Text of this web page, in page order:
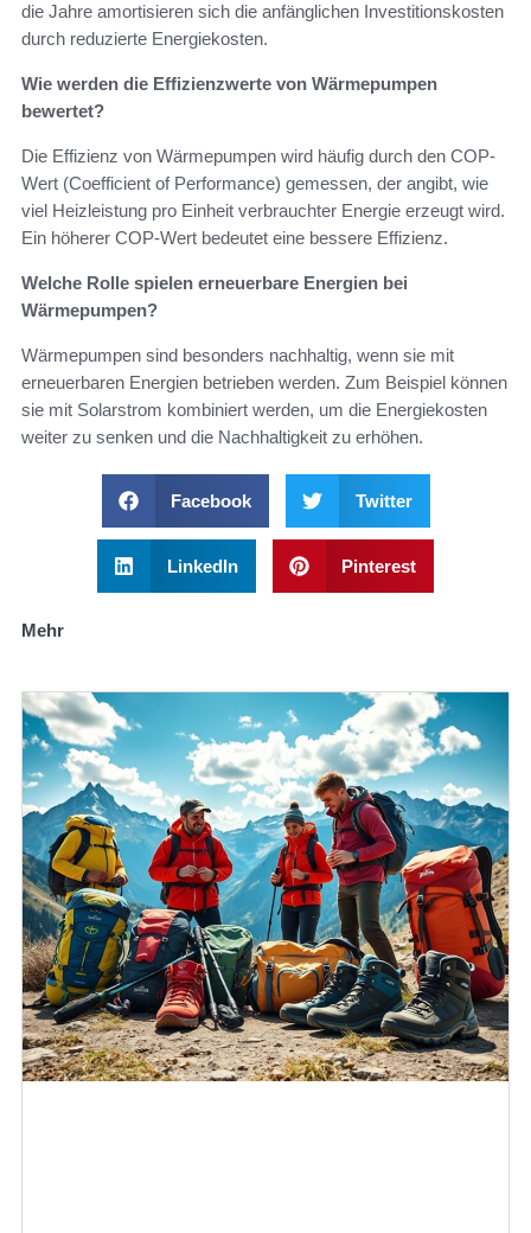
die Jahre amortisieren sich die anfänglichen Investitionskosten
durch reduzierte Energiekosten.
Wie werden die Effizienzwerte von Wärmepumpen
bewertet?
Die Effizienz von Wärmepumpen wird häufig durch den COP-
Wert (Coefficient of Performance) gemessen, der angibt, wie
viel Heizleistung pro Einheit verbrauchter Energie erzeugt wird.
Ein höherer COP-Wert bedeutet eine bessere Effizienz.
Welche Rolle spielen erneuerbare Energien bei
Wärmepumpen?
Wärmepumpen sind besonders nachhaltig, wenn sie mit
erneuerbaren Energien betrieben werden. Zum Beispiel können
sie mit Solarstrom kombiniert werden, um die Energiekosten
weiter zu senken und die Nachhaltigkeit zu erhöhen.
Facebook Twitter
LinkedIn Pinterest
Mehr